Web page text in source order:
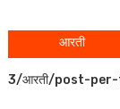
आरती
3/आरती/post-